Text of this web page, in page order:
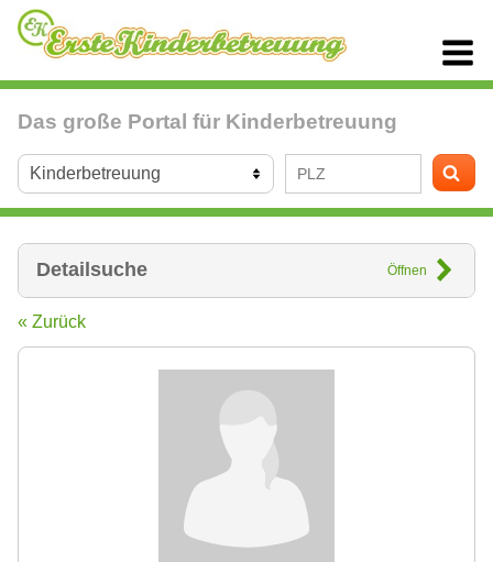
Das große Portal für Kinderbetreuung
Detailsuche Öffnen
« Zurück